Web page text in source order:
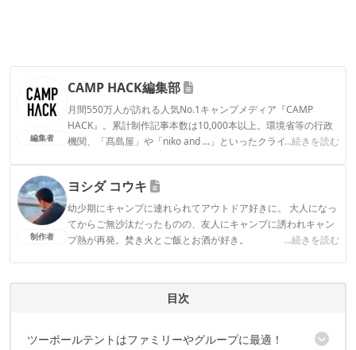
編集者
CAMP HACK編集部
月間550万人が訪れる人気No.1キャンプメディア『CAMP
HACK』。累計制作記事本数は10,000本以上。環境省等の行政
機関、「髙島屋」や「niko and ...」といったクライアントとの
...続きを読む
CAMP HACK編集部のプロフィール
制作者
ヨシダ コウキ
幼少期にキャンプに連れられてアウトドア好きに。 大人になっ
てからご無沙汰だったものの、友人にキャンプに誘われキャン
プ熱が再発。焚き火とご飯とお酒が好き。
...続きを読む
ヨシダ コウキのプロフィール
目次
ツーポールテントはファミリーやグループに最適！